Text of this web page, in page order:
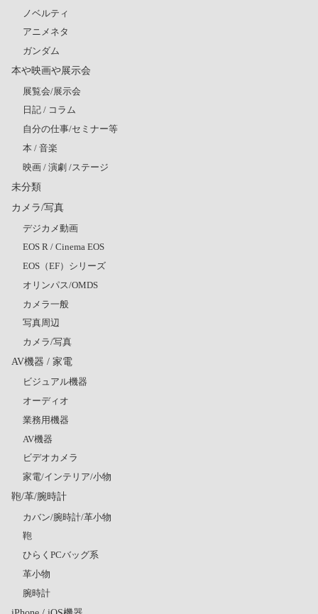
ノベルティ
アニメネタ
ガンダム
本や映画や展示会
展覧会/展示会
日記 / コラム
自分の仕事/セミナー等
本 / 音楽
映画 / 演劇 /ステージ
未分類
カメラ/写真
デジカメ動画
EOS R / Cinema EOS
EOS（EF）シリーズ
オリンパス/OMDS
カメラ一般
写真周辺
カメラ/写真
AV機器 / 家電
ビジュアル機器
オーディオ
業務用機器
AV機器
ビデオカメラ
家電/インテリア/小物
鞄/革/腕時計
カバン/腕時計/革小物
鞄
ひらくPCバッグ系
革小物
腕時計